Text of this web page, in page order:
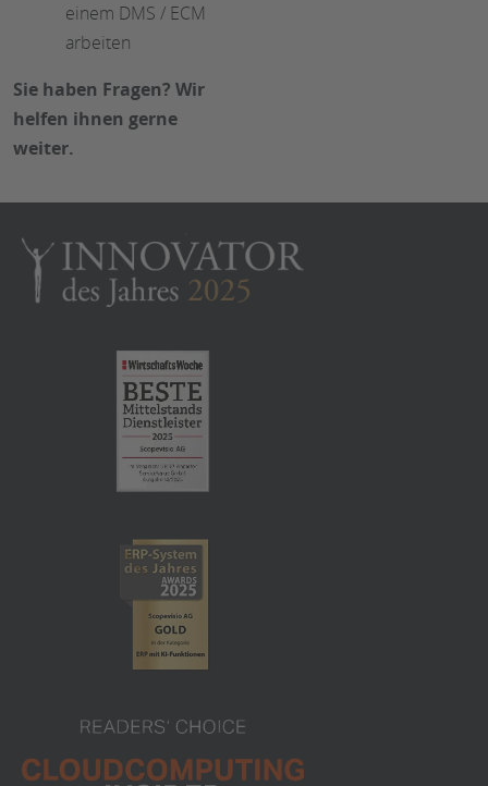
einem DMS / ECM
arbeiten
Sie haben Fragen? Wir
helfen ihnen gerne
weiter.